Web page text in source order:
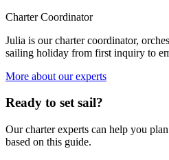
Charter Coordinator
Julia is our charter coordinator,
sailing holiday from first inquiry to
More about our experts
Ready to set sail?
Our charter experts can help you
based on this guide.